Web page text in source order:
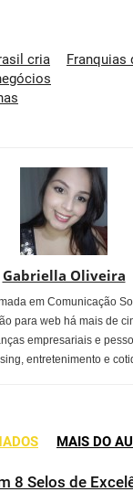
cria
Franquias
Gabriella Oliveira
em Comunicação
para web há mais de
empresariais e
entretenimento e
MAIS DO
8 Selos de